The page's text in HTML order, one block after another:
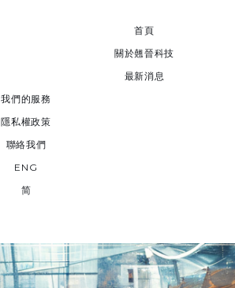
首頁
關於翹晉科技
最新消息
我們的服務
隱私權政策
聯絡我們
ENG
简